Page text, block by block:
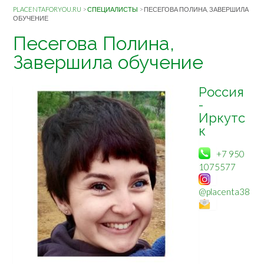
PLACENTAFORYOU.RU >СПЕЦИАЛИСТЫ > ПЕСЕГОВА ПОЛИНА, ЗАВЕРШИЛА
ОБУЧЕНИЕ
Песегова Полина,
Завершила обучение
Россия
-
Иркутс
к
+7 950
1075577
@placenta38